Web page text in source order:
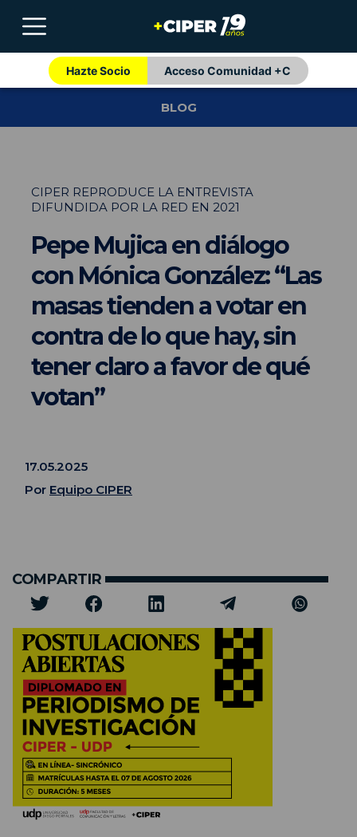
Hazte Socio Acceso Comunidad +C
BLOG
CIPER REPRODUCE LA ENTREVISTA
DIFUNDIDA POR LA RED EN 2021
Pepe Mujica en diálogo
con Mónica González: “Las
masas tienden a votar en
contra de lo que hay, sin
tener claro a favor de qué
votan”
17.05.2025
Por Equipo CIPER
COMPARTIR